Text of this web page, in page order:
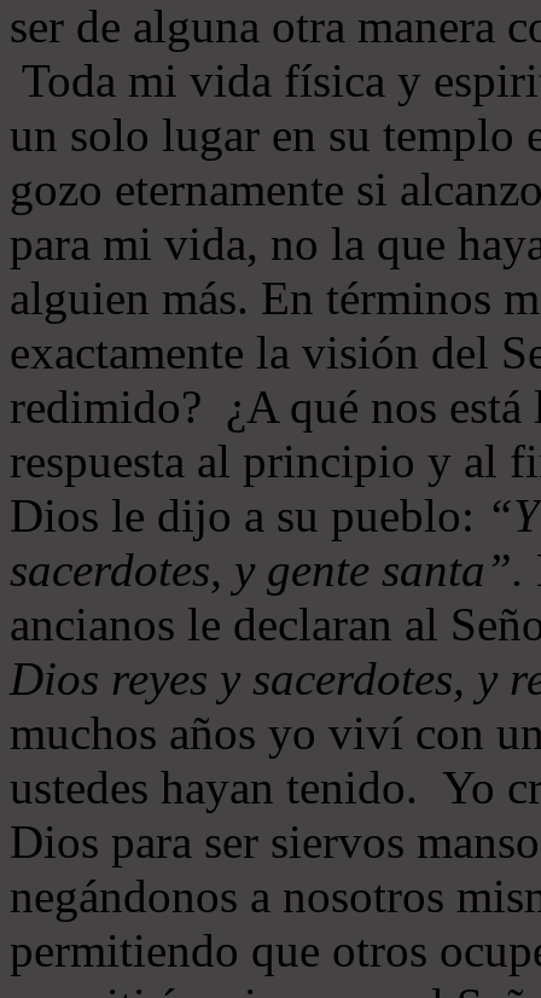
ser de alguna otra manera
Toda mi vida física y
un solo lugar en su templo
gozo eternamente si
para mi vida, no la que
alguien más. En términos
exactamente la visión del
redimido? ¿A qué nos
respuesta al principio y al
Dios le dijo a su pueblo:
sacerdotes, y gente santa”.
ancianos le declaran al
Dios reyes y sacerdotes, y
muchos años yo viví con
ustedes hayan tenido. Yo
Dios para ser siervos
negándonos a nosotros
permitiendo que otros